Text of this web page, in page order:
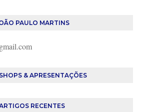
PAULO MARTINS
& APRESENTAÇÕES
RECENTES